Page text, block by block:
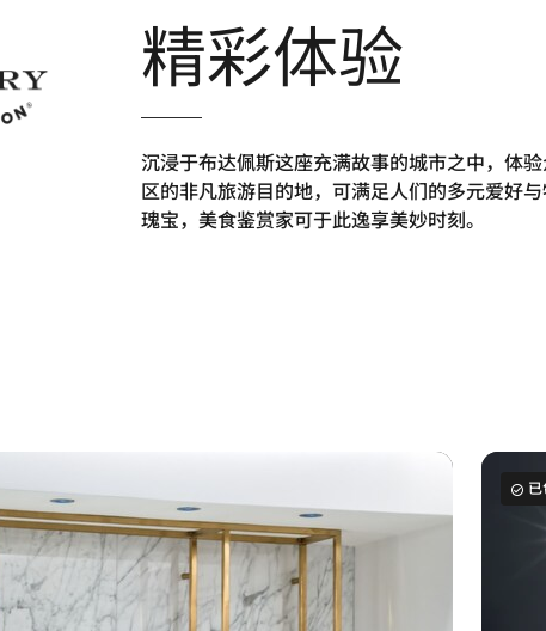
精彩体验
沉浸于布达佩斯这座充满故事的城市之中，体
区的非凡旅游目的地，可满足人们的多元爱好
瑰宝，美食鉴赏家可于此逸享美妙时刻。